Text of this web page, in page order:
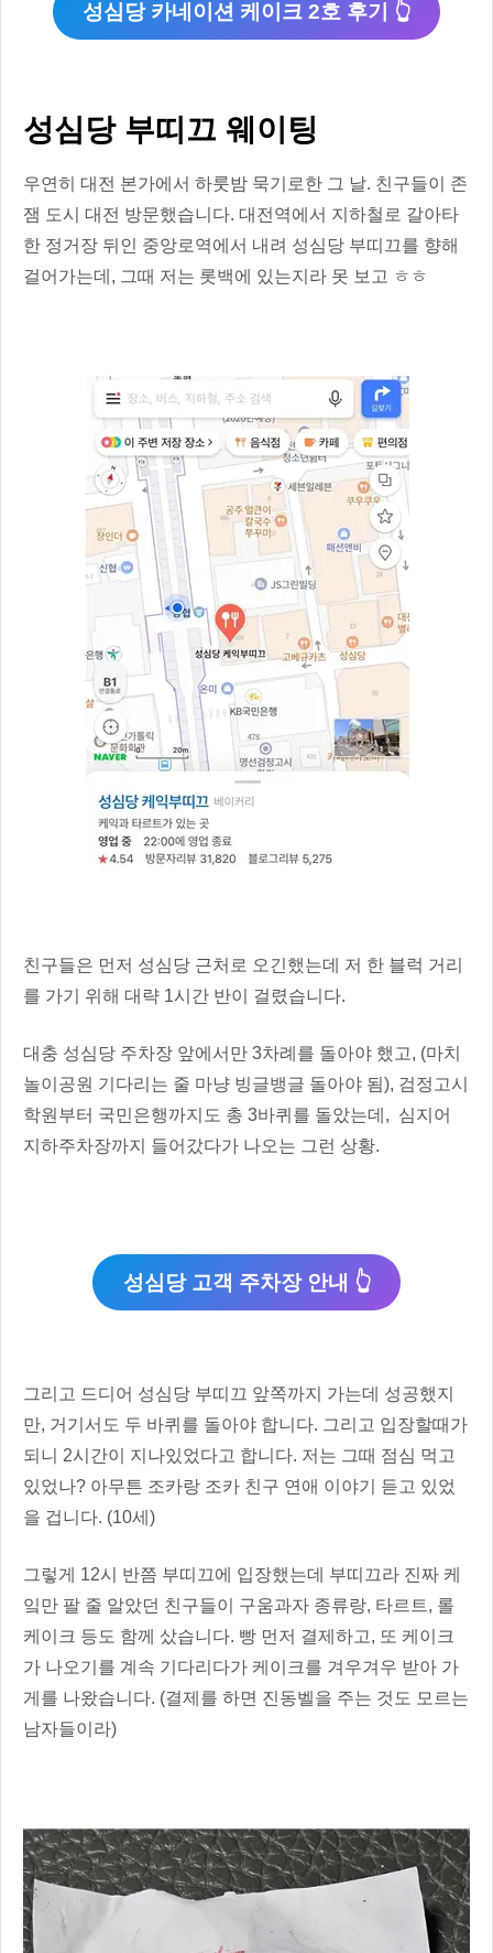
성심당 카네이션 케이크 2호 후기 👆
성심당 부띠끄 웨이팅
우연히 대전 본가에서 하룻밤 묵기로한 그 날. 친구들이 존
잼 도시 대전 방문했습니다. 대전역에서 지하철로 갈아타
한 정거장 뒤인 중앙로역에서 내려 성심당 부띠끄를 향해
걸어가는데, 그때 저는 롯백에 있는지라 못 보고 ㅎㅎ
친구들은 먼저 성심당 근처로 오긴했는데 저 한 블럭 거리
를 가기 위해 대략 1시간 반이 걸렸습니다.
대충 성심당 주차장 앞에서만 3차례를 돌아야 했고, (마치
놀이공원 기다리는 줄 마냥 빙글뱅글 돌아야 됨), 검정고시
학원부터 국민은행까지도 총 3바퀴를 돌았는데, 심지어
지하주차장까지 들어갔다가 나오는 그런 상황.
성심당 고객 주차장 안내 👆
그리고 드디어 성심당 부띠끄 앞쪽까지 가는데 성공했지
만, 거기서도 두 바퀴를 돌아야 합니다. 그리고 입장할때가
되니 2시간이 지나있었다고 합니다. 저는 그때 점심 먹고
있었나? 아무튼 조카랑 조카 친구 연애 이야기 듣고 있었
을 겁니다. (10세)
그렇게 12시 반쯤 부띠끄에 입장했는데 부띠끄라 진짜 케
잌만 팔 줄 알았던 친구들이 구움과자 종류랑, 타르트, 롤
케이크 등도 함께 샀습니다. 빵 먼저 결제하고, 또 케이크
가 나오기를 계속 기다리다가 케이크를 겨우겨우 받아 가
게를 나왔습니다. (결제를 하면 진동벨을 주는 것도 모르는
남자들이라)